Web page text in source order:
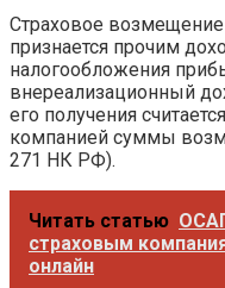
Страховое возмещение
признается прочим
налогообложения
внереализационный
его получения
компанией суммы
271 НК РФ).
Читать статью
страховым
онлайн